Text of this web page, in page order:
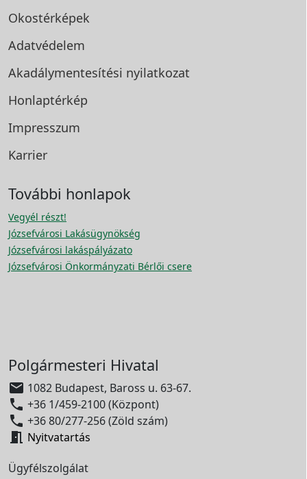
Okostérképek
Adatvédelem
Akadálymentesítési nyilatkozat
Honlaptérkép
Impresszum
Karrier
További honlapok
Vegyél részt!
Józsefvárosi Lakásügynökség
Józsefvárosi lakáspályázato
Józsefvárosi Önkormányzati Bérlői csere
Polgármesteri Hivatal
 1082 Budapest, Baross u. 63-67.
 +36 1/459-2100 (Központ)
 +36 80/277-256 (Zöld szám)
 Nyitvatartás
Ügyfélszolgálat